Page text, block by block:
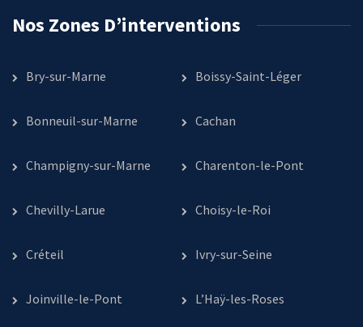
Nos Zones D’interventions
Bry-sur-Marne Boissy-Saint-Léger
Bonneuil-sur-Marne Cachan
Champigny-sur-Marne Charenton-le-Pont
Chevilly-Larue Choisy-le-Roi
Créteil Ivry-sur-Seine
Joinville-le-Pont L’Haÿ-les-Roses